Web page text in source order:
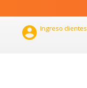
 Ingreso clientes